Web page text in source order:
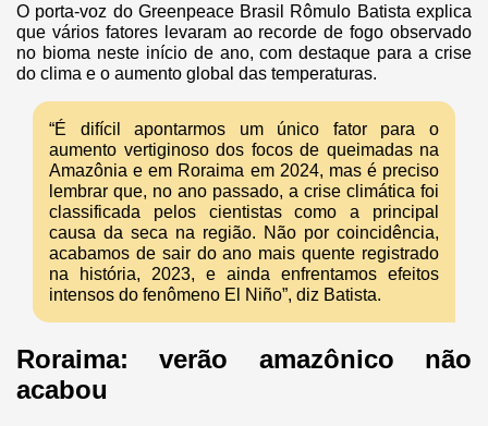
O porta-voz do Greenpeace Brasil Rômulo Batista explica
que vários fatores levaram ao recorde de fogo observado
no bioma neste início de ano, com destaque para a crise
do clima e o aumento global das temperaturas.
“É difícil apontarmos um único fator para o
aumento vertiginoso dos focos de queimadas na
Amazônia e em Roraima em 2024, mas é preciso
lembrar que, no ano passado, a crise climática foi
classificada pelos cientistas como a principal
causa da seca na região. Não por coincidência,
acabamos de sair do ano mais quente registrado
na história, 2023, e ainda enfrentamos efeitos
intensos do fenômeno El Niño”, diz Batista.
Roraima: verão amazônico não
acabou